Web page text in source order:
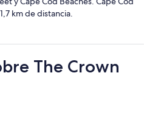
km de distancia.
The Crown